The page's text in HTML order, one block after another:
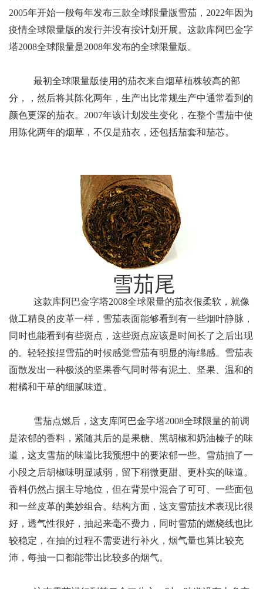
2005年开始一般每年发布三款全球限量版雪茄，2022年因为
疫情全球限量版的发行并没有按计划开展。这款库阿巴金字
塔2008全球限量是2008年发布的全球限量版。
最初全球限量版使用的茄衣来自烟草植株较高的部
分，，然后将其陈化两年，生产出比常规生产中通常看到的
颜色更深的茄衣。2007年该计划发生变化，在整个雪茄中使
用陈化两年的烟草，不仅是茄衣，还包括茄套和茄芯。
雪茄尾
这款库阿巴金字塔2008全球限量的茄衣佷柔软，就像
做工精良的皮革一样，雪茄表面能够看到有一些烟叶静脉，
同时也能看到有些斑点，这些斑点应该是时间长了之后出现
的。轻轻按捏雪茄的时候感觉雪茄有明显的海绵感。雪茄表
面散发出一种极淡的坚果香气同时带有泥土、坚果、温和的
柑橘和干草的细腻味道。
雪茄点燃后，这支库阿巴金字塔2008全球限量的前调
是浓郁的香料，紧随其后的是果糖、黑胡椒和奶油榛子的味
道，这支雪茄的味道比我预想中的要浓郁一些。雪茄抽了一
小段之后胡椒味明显减弱，留下稍微更甜、更朴实的味道。
香料仍然占据主导地位，但在背景中混合了可可、一些面包
和一丝皮革的美妙组合。结构方面，这支雪茄技术表现比很
好，透气性很好，抽起来毫不费力，同时雪茄的燃烧线也比
较稳定，在抽的过程不需要进行补火，烟气量也算比较充
沛，每抽一口都能带出比较多的烟气。